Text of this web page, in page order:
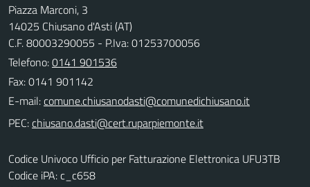
Piazza Marconi, 3
14025 Chiusano d'Asti (AT)
C.F. 80003290055 - P.Iva: 01253700056
Telefono:0141 901536
Fax: 0141 901142
E-mail:
PEC:
Codice Univoco Ufficio per Fatturazione Elettronica UFU3TB
Codice iPA: c_c658